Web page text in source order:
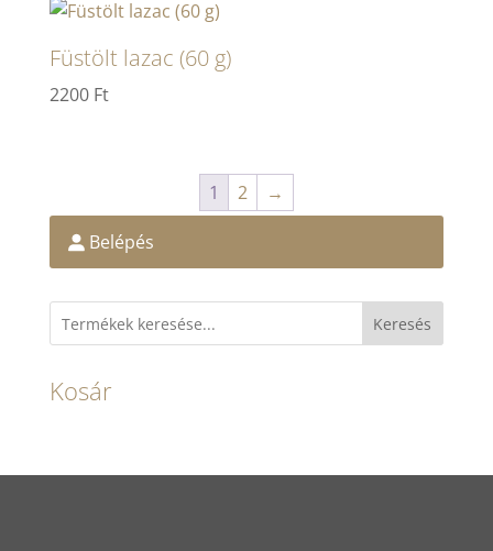
Füstölt lazac (60 g)
2200 Ft
1 2 →
Belépés
Keresés
Kosár